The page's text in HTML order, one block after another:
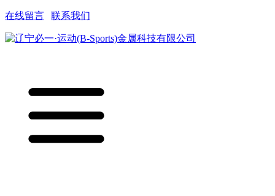
在线留言 联系我们